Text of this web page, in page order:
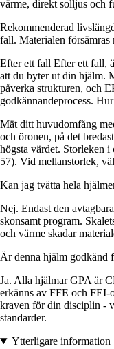
värme, direkt solljus och
Rekommenderad
fall. Materialen
Efter ett fall Efter ett fall,
att du byter ut din hjälm.
påverka strukturen, och
godkännandeprocess.
Mät ditt huvudomfång
och öronen, på det
högsta värdet. Storleken
57). Vid mellanstorlek,
Kan jag tvätta hela
Nej. Endast den
skonsamt program.
och värme skadar
Är denna hjälm godkänd
Ja. Alla hjälmar GPA är
erkänns av FFE och FEI-
kraven för din disciplin -
standarder.
Ytterligare information